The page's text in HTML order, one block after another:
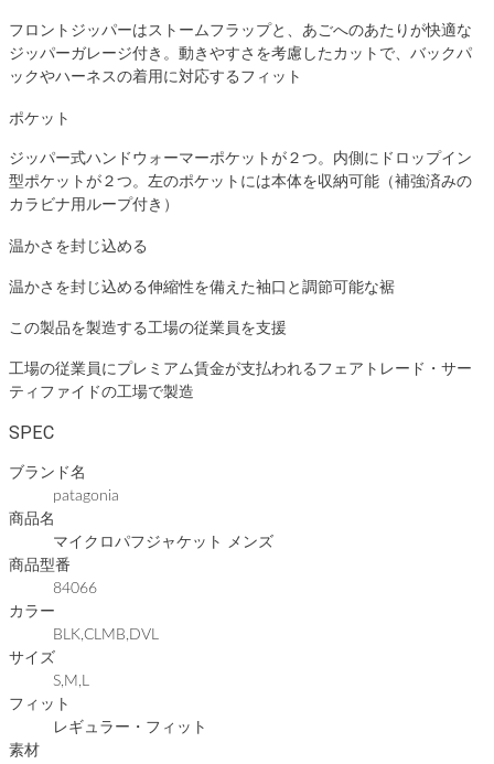
フロントジッパーはストームフラップと、あごへのあたりが快適な
ジッパーガレージ付き。動きやすさを考慮したカットで、バックパ
ックやハーネスの着用に対応するフィット
ポケット
ジッパー式ハンドウォーマーポケットが２つ。内側にドロップイン
型ポケットが２つ。左のポケットには本体を収納可能（補強済みの
カラビナ用ループ付き）
温かさを封じ込める
温かさを封じ込める伸縮性を備えた袖口と調節可能な裾
この製品を製造する工場の従業員を支援
工場の従業員にプレミアム賃金が支払われるフェアトレード・サー
ティファイドの工場で製造
SPEC
ブランド名
patagonia
商品名
マイクロパフジャケット メンズ
商品型番
84066
カラー
BLK,CLMB,DVL
サイズ
S,M,L
フィット
レギュラー・フィット
素材